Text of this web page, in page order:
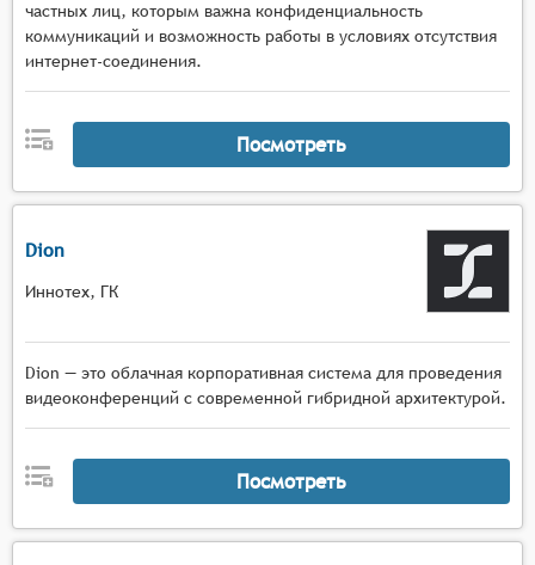
частных лиц, которым важна конфиденциальность
коммуникаций и возможность работы в условиях отсутствия
интернет-соединения.
Посмотреть
Dion
Иннотех, ГК
Dion — это облачная корпоративная система для проведения
видеоконференций с современной гибридной архитектурой.
Посмотреть